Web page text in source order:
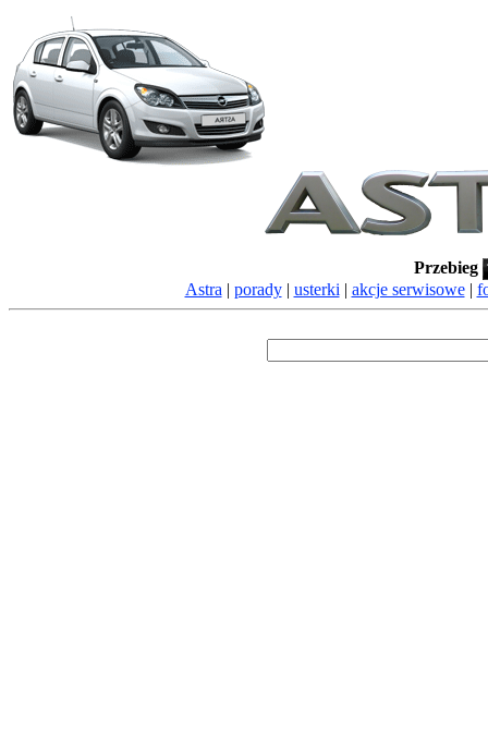
Przebieg
Astra| porady| usterki| akcje serwisowe|